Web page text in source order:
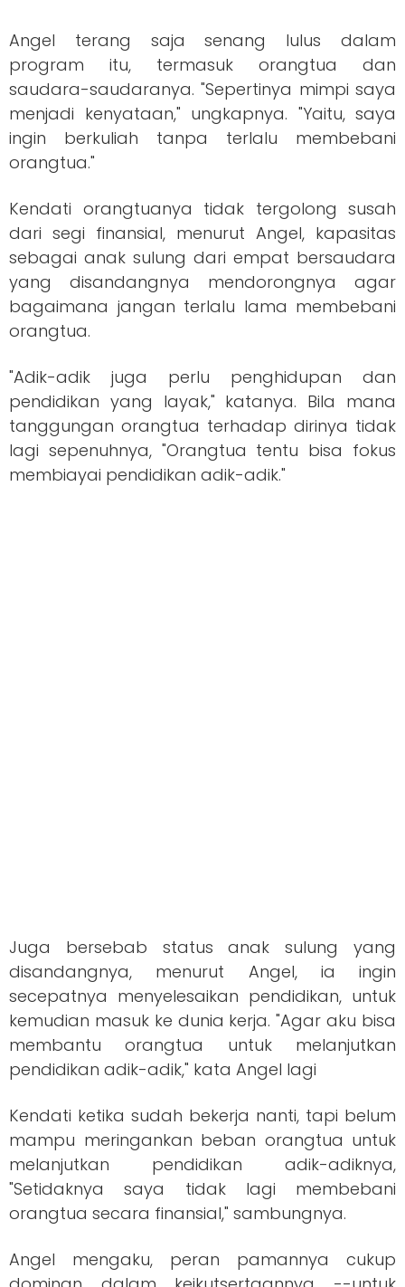
Angel terang saja senang lulus dalam
program itu, termasuk orangtua dan
saudara-saudaranya. "Sepertinya mimpi saya
menjadi kenyataan," ungkapnya. "Yaitu, saya
ingin berkuliah tanpa terlalu membebani
orangtua."
Kendati orangtuanya tidak tergolong susah
dari segi finansial, menurut Angel, kapasitas
sebagai anak sulung dari empat bersaudara
yang disandangnya mendorongnya agar
bagaimana jangan terlalu lama membebani
orangtua.
"Adik-adik juga perlu penghidupan dan
pendidikan yang layak," katanya. Bila mana
tanggungan orangtua terhadap dirinya tidak
lagi sepenuhnya, "Orangtua tentu bisa fokus
membiayai pendidikan adik-adik."
Juga bersebab status anak sulung yang
disandangnya, menurut Angel, ia ingin
secepatnya menyelesaikan pendidikan, untuk
kemudian masuk ke dunia kerja. "Agar aku bisa
membantu orangtua untuk melanjutkan
pendidikan adik-adik," kata Angel lagi
Kendati ketika sudah bekerja nanti, tapi belum
mampu meringankan beban orangtua untuk
melanjutkan pendidikan adik-adiknya,
"Setidaknya saya tidak lagi membebani
orangtua secara finansial," sambungnya.
Angel mengaku, peran pamannya cukup